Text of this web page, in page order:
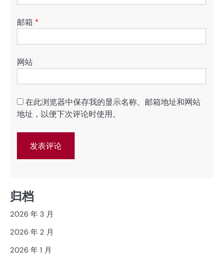
邮箱 *
网站
在此浏览器中保存我的显示名称、邮箱地址和网站
地址，以便下次评论时使用。
归档
2026 年 3 月
2026 年 2 月
2026 年 1 月